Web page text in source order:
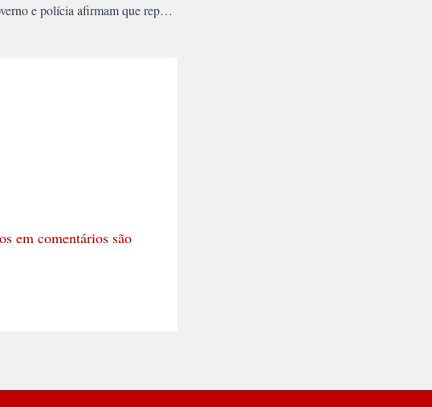
SP: Governo e polícia afirmam que repressão ocorreu para “evitar quebra da ordem”
em comentários são